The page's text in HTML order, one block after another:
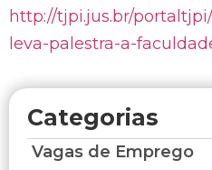
http://tjpi.jus.br/
leva-palestra-a-
Categorias
Vagas de Emprego